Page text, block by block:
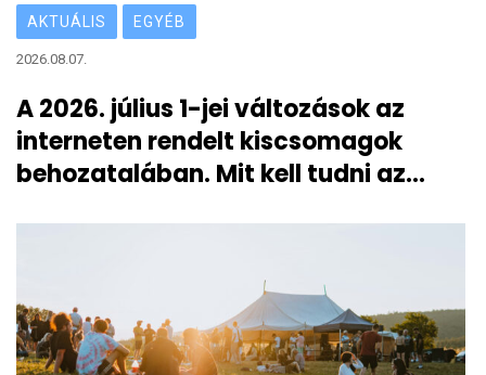
AKTUÁLIS EGYÉB
2026.08.07.
A 2026. július 1-jei változások az
interneten rendelt kiscsomagok
behozatalában. Mit kell tudni az